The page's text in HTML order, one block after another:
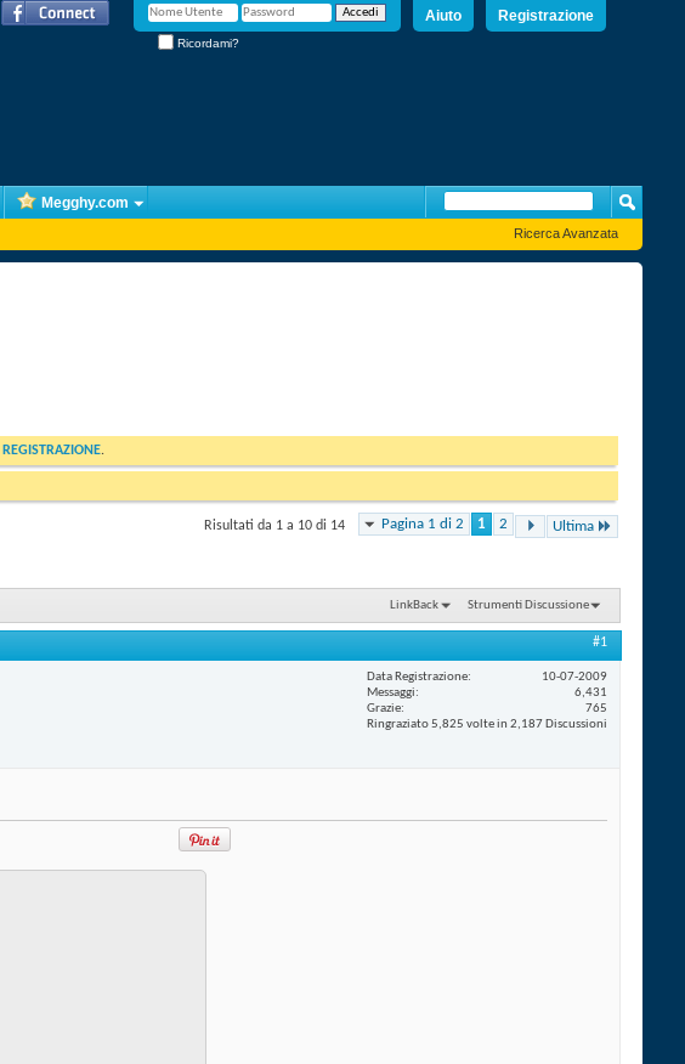
Registrazione
Aiuto
Ricordami?
Megghy.com
Ricerca Avanzata
REGISTRAZIONE.
Pagina 1 di 2 1 2 Ultima
Risultati da 1 a 10 di 14
LinkBack Strumenti Discussione
#1
Data Registrazione
10-07-2009
Messaggi
6,431
Grazie
765
Ringraziato 5,825 volte in 2,187 Discussioni